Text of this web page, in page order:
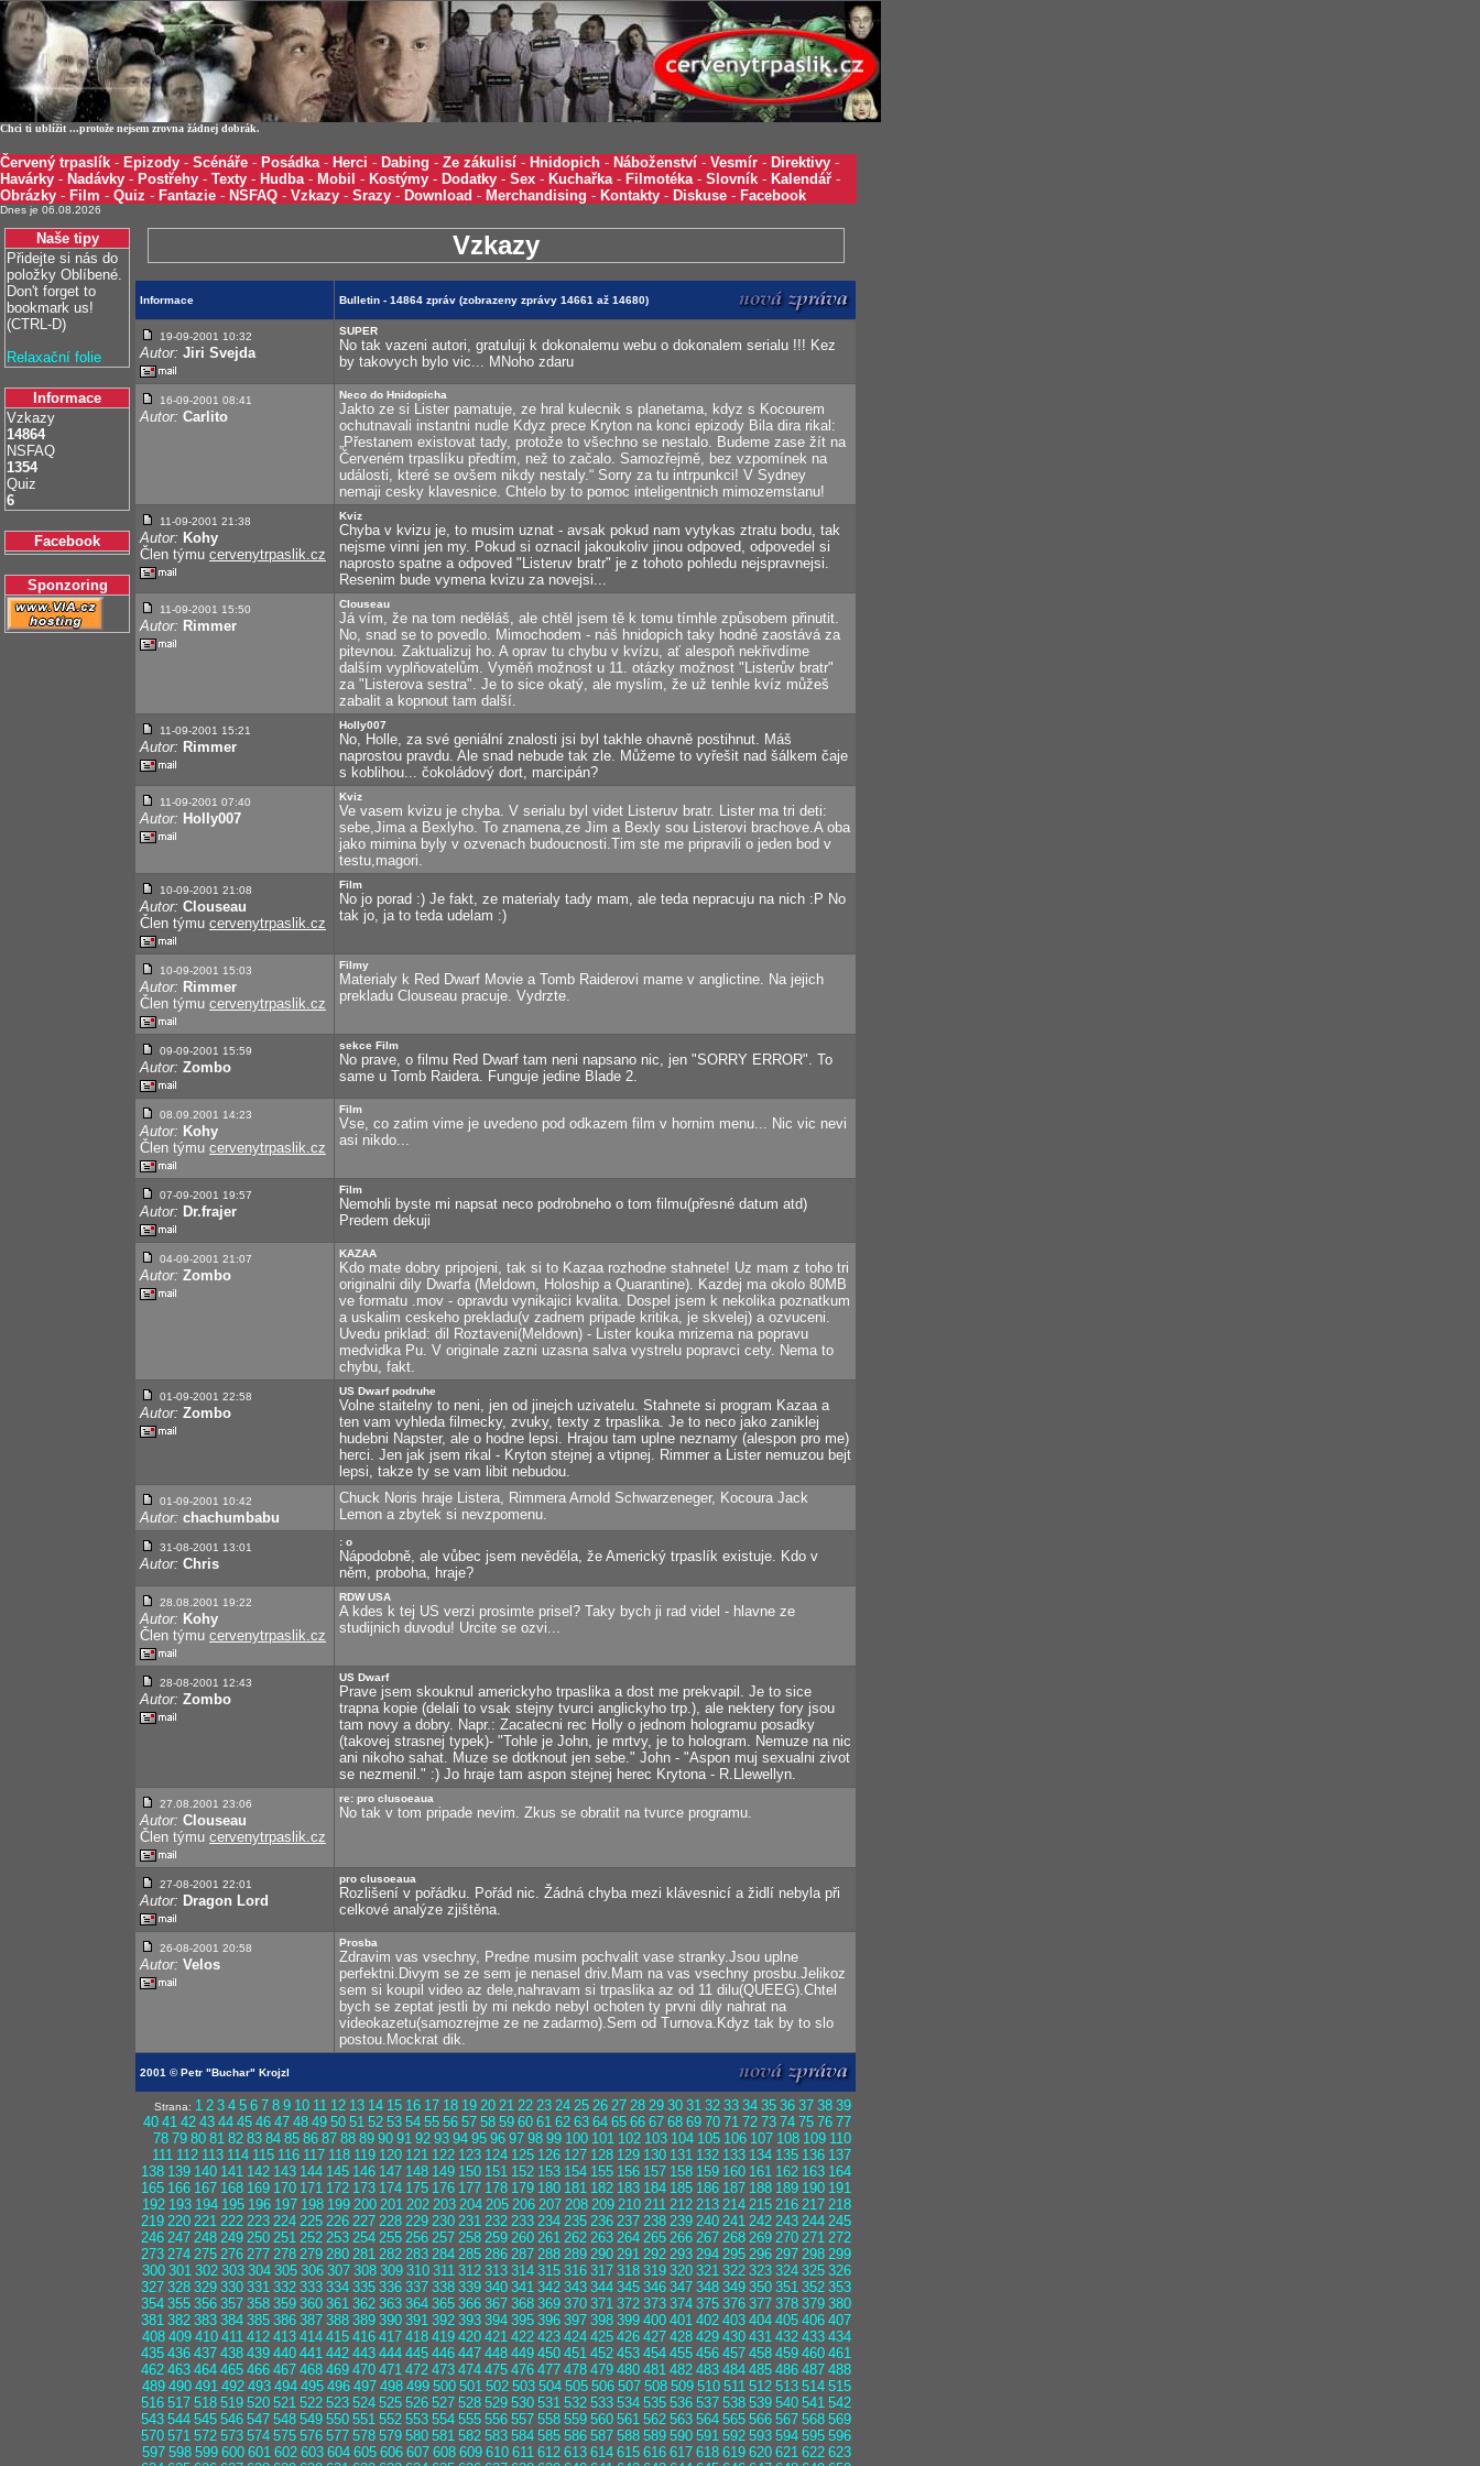
Chci ti ublížit ...protože nejsem zrovna žádnej dobrák.
Červený trpaslík - Epizody - Scénáře - Posádka- Herci - Dabing - Ze zákulisí - Hnidopich - Náboženství - Vesmír - Direktivy -
Havárky - Nadávky - Postřehy - Texty - Hudba- Mobil - Kostýmy - Dodatky - Sex - Kuchařka- Filmotéka- Slovník - Kalendář -
Obrázky - Film - Quiz - Fantazie - NSFAQ - Vzkazy - Srazy - Download - Merchandising - Kontakty - Diskuse - Facebook
Dnes je 06.08.2026
Naše tipy
Přidejte si nás do
položky Oblíbené.
Don't forget to
bookmark us!
(CTRL-D)
Relaxační folie
Informace
Vzkazy
14864
NSFAQ
1354
Quiz
6
Facebook
Sponzoring
Vzkazy
Informace Bulletin - 14864 zpráv (zobrazeny zprávy 14661 až 14680)
19-09-2001 10:32
Autor: Jiri Svejda
SUPER
No tak vazeni autori, gratuluji k dokonalemu webu o dokonalem serialu !!! Kez
by takovych bylo vic... MNoho zdaru
16-09-2001 08:41
Autor: Carlito
Neco do Hnidopicha
Jakto ze si Lister pamatuje, ze hral kulecnik s planetama, kdyz s Kocourem
ochutnavali instantni nudle Kdyz prece Kryton na konci epizody Bila dira rikal:
„Přestanem existovat tady, protože to všechno se nestalo. Budeme zase žít na
Červeném trpaslíku předtím, než to začalo. Samozřejmě, bez vzpomínek na
události, které se ovšem nikdy nestaly.“ Sorry za tu intrpunkci! V Sydney
nemaji cesky klavesnice. Chtelo by to pomoc inteligentnich mimozemstanu!
11-09-2001 21:38
Autor: Kohy
Člen týmu cervenytrpaslik.cz
Kviz
Chyba v kvizu je, to musim uznat - avsak pokud nam vytykas ztratu bodu, tak
nejsme vinni jen my. Pokud si oznacil jakoukoliv jinou odpoved, odpovedel si
naprosto spatne a odpoved "Listeruv bratr" je z tohoto pohledu nejspravnejsi.
Resenim bude vymena kvizu za novejsi...
11-09-2001 15:50
Autor: Rimmer
Clouseau
Já vím, že na tom neděláš, ale chtěl jsem tě k tomu tímhle způsobem přinutit.
No, snad se to povedlo. Mimochodem - náš hnidopich taky hodně zaostává za
pitevnou. Zaktualizuj ho. A oprav tu chybu v kvízu, ať alespoň nekřivdíme
dalším vyplňovatelům. Vyměň možnost u 11. otázky možnost "Listerův bratr"
za "Listerova sestra". Je to sice okatý, ale myslím, že už tenhle kvíz můžeš
zabalit a kopnout tam další.
11-09-2001 15:21
Autor: Rimmer
Holly007
No, Holle, za své geniální znalosti jsi byl takhle ohavně postihnut. Máš
naprostou pravdu. Ale snad nebude tak zle. Můžeme to vyřešit nad šálkem čaje
s koblihou... čokoládový dort, marcipán?
11-09-2001 07:40
Autor: Holly007
Kviz
Ve vasem kvizu je chyba. V serialu byl videt Listeruv bratr. Lister ma tri deti:
sebe,Jima a Bexlyho. To znamena,ze Jim a Bexly sou Listerovi brachove.A oba
jako mimina byly v ozvenach budoucnosti.Tim ste me pripravili o jeden bod v
testu,magori.
10-09-2001 21:08
Autor: Clouseau
Člen týmu cervenytrpaslik.cz
Film
No jo porad :) Je fakt, ze materialy tady mam, ale teda nepracuju na nich :P No
tak jo, ja to teda udelam :)
10-09-2001 15:03
Autor: Rimmer
Člen týmu cervenytrpaslik.cz
Filmy
Materialy k Red Dwarf Movie a Tomb Raiderovi mame v anglictine. Na jejich
prekladu Clouseau pracuje. Vydrzte.
09-09-2001 15:59
Autor: Zombo
sekce Film
No prave, o filmu Red Dwarf tam neni napsano nic, jen "SORRY ERROR". To
same u Tomb Raidera. Funguje jedine Blade 2.
08.09.2001 14:23
Autor: Kohy
Člen týmu cervenytrpaslik.cz
Film
Vse, co zatim vime je uvedeno pod odkazem film v hornim menu... Nic vic nevi
asi nikdo...
07-09-2001 19:57
Autor: Dr.frajer
Film
Nemohli byste mi napsat neco podrobneho o tom filmu(přesné datum atd)
Predem dekuji
04-09-2001 21:07
Autor: Zombo
KAZAA
Kdo mate dobry pripojeni, tak si to Kazaa rozhodne stahnete! Uz mam z toho tri
originalni dily Dwarfa (Meldown, Holoship a Quarantine). Kazdej ma okolo 80MB
ve formatu .mov - opravdu vynikajici kvalita. Dospel jsem k nekolika poznatkum
a uskalim ceskeho prekladu(v zadnem pripade kritika, je skvelej) a ozvuceni.
Uvedu priklad: dil Roztaveni(Meldown) - Lister kouka mrizema na popravu
medvidka Pu. V originale zazni uzasna salva vystrelu popravci cety. Nema to
chybu, fakt.
01-09-2001 22:58
Autor: Zombo
US Dwarf podruhe
Volne staitelny to neni, jen od jinejch uzivatelu. Stahnete si program Kazaa a
ten vam vyhleda filmecky, zvuky, texty z trpaslika. Je to neco jako zaniklej
hudebni Napster, ale o hodne lepsi. Hrajou tam uplne neznamy (alespon pro me)
herci. Jen jak jsem rikal - Kryton stejnej a vtipnej. Rimmer a Lister nemuzou bejt
lepsi, takze ty se vam libit nebudou.
01-09-2001 10:42
Autor: chachumbabu
Chuck Noris hraje Listera, Rimmera Arnold Schwarzeneger, Kocoura Jack
Lemon a zbytek si nevzpomenu.
31-08-2001 13:01
Autor: Chris
: o
Nápodobně, ale vůbec jsem nevěděla, že Americký trpaslík existuje. Kdo v
něm, proboha, hraje?
28.08.2001 19:22
Autor: Kohy
Člen týmu cervenytrpaslik.cz
RDW USA
A kdes k tej US verzi prosimte prisel? Taky bych ji rad videl - hlavne ze
studijnich duvodu! Urcite se ozvi...
28-08-2001 12:43
Autor: Zombo
US Dwarf
Prave jsem skouknul americkyho trpaslika a dost me prekvapil. Je to sice
trapna kopie (delali to vsak stejny tvurci anglickyho trp.), ale nektery fory jsou
tam novy a dobry. Napr.: Zacatecni rec Holly o jednom hologramu posadky
(takovej strasnej typek)- "Tohle je John, je mrtvy, je to hologram. Nemuze na nic
ani nikoho sahat. Muze se dotknout jen sebe." John - "Aspon muj sexualni zivot
se nezmenil." :) Jo hraje tam aspon stejnej herec Krytona - R.Llewellyn.
27.08.2001 23:06
Autor: Clouseau
Člen týmu cervenytrpaslik.cz
re: pro clusoeaua
No tak v tom pripade nevim. Zkus se obratit na tvurce programu.
27-08-2001 22:01
Autor: Dragon Lord
pro clusoeaua
Rozlišení v pořádku. Pořád nic. Žádná chyba mezi klávesnicí a židlí nebyla při
celkové analýze zjištěna.
26-08-2001 20:58
Autor: Velos
Prosba
Zdravim vas vsechny, Predne musim pochvalit vase stranky.Jsou uplne
perfektni.Divym se ze sem je nenasel driv.Mam na vas vsechny prosbu.Jelikoz
sem si koupil video az dele,nahravam si trpaslika az od 11 dilu(QUEEG).Chtel
bych se zeptat jestli by mi nekdo nebyl ochoten ty prvni dily nahrat na
videokazetu(samozrejme ze ne zadarmo).Sem od Turnova.Kdyz tak by to slo
postou.Mockrat dik.
2001 © Petr "Buchar" Krojzl
Strana: 1 2 3 4 5 6 7 8 9 10 11 12 13 14 15 16 17 18 19 20 21 22 23 24 25 26 27 28 29 30 31 32 33 34 35 36 37 38 39
40 41 42 43 44 45 46 47 48 49 50 51 52 53 54 55 56 57 58 59 60 61 62 63 64 65 66 67 68 69 70 71 72 73 74 75 76 77
78 79 80 81 82 83 84 85 86 87 88 89 90 91 92 93 94 95 96 97 98 99 100 101 102 103 104 105 106 107 108 109 110
111 112 113 114 115 116 117 118 119 120 121 122 123 124 125 126 127 128 129 130 131 132 133 134 135 136 137
138 139 140 141 142 143 144 145 146 147 148 149 150 151 152 153 154 155 156 157 158 159 160 161 162 163 164
165 166 167 168 169 170 171 172 173 174 175 176 177 178 179 180 181 182 183 184 185 186 187 188 189 190 191
192 193 194 195 196 197 198 199 200 201 202 203 204 205 206 207 208 209 210 211 212 213 214 215 216 217 218
219 220 221 222 223 224 225 226 227 228 229 230 231 232 233 234 235 236 237 238 239 240 241 242 243 244 245
246 247 248 249 250 251 252 253 254 255 256 257 258 259 260 261 262 263 264 265 266 267 268 269 270 271 272
273 274 275 276 277 278 279 280 281 282 283 284 285 286 287 288 289 290 291 292 293 294 295 296 297 298 299
300 301 302 303 304 305 306 307 308 309 310 311 312 313 314 315 316 317 318 319 320 321 322 323 324 325 326
327 328 329 330 331 332 333 334 335 336 337 338 339 340 341 342 343 344 345 346 347 348 349 350 351 352 353
354 355 356 357 358 359 360 361 362 363 364 365 366 367 368 369 370 371 372 373 374 375 376 377 378 379 380
381 382 383 384 385 386 387 388 389 390 391 392 393 394 395 396 397 398 399 400 401 402 403 404 405 406 407
408 409 410 411 412 413 414 415 416 417 418 419 420 421 422 423 424 425 426 427 428 429 430 431 432 433 434
435 436 437 438 439 440 441 442 443 444 445 446 447 448 449 450 451 452 453 454 455 456 457 458 459 460 461
462 463 464 465 466 467 468 469 470 471 472 473 474 475 476 477 478 479 480 481 482 483 484 485 486 487 488
489 490 491 492 493 494 495 496 497 498 499 500 501 502 503 504 505 506 507 508 509 510 511 512 513 514 515
516 517 518 519 520 521 522 523 524 525 526 527 528 529 530 531 532 533 534 535 536 537 538 539 540 541 542
543 544 545 546 547 548 549 550 551 552 553 554 555 556 557 558 559 560 561 562 563 564 565 566 567 568 569
570 571 572 573 574 575 576 577 578 579 580 581 582 583 584 585 586 587 588 589 590 591 592 593 594 595 596
597 598 599 600 601 602 603 604 605 606 607 608 609 610 611 612 613 614 615 616 617 618 619 620 621 622 623